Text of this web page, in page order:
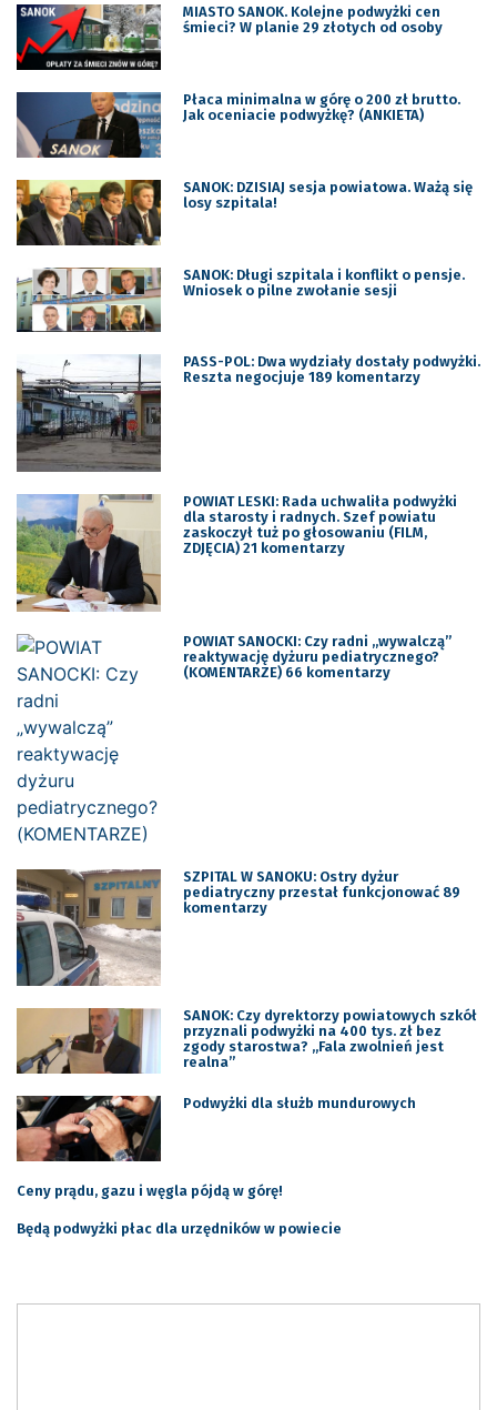
MIASTO SANOK. Kolejne podwyżki cen
śmieci? W planie 29 złotych od osoby
Płaca minimalna w górę o 200 zł brutto.
Jak oceniacie podwyżkę? (ANKIETA)
SANOK: DZISIAJ sesja powiatowa. Ważą się
losy szpitala!
SANOK: Długi szpitala i konflikt o pensje.
Wniosek o pilne zwołanie sesji
PASS-POL: Dwa wydziały dostały podwyżki.
Reszta negocjuje 189 komentarzy
POWIAT LESKI: Rada uchwaliła podwyżki
dla starosty i radnych. Szef powiatu
zaskoczył tuż po głosowaniu (FILM,
ZDJĘCIA) 21 komentarzy
POWIAT SANOCKI: Czy radni „wywalczą”
reaktywację dyżuru pediatrycznego?
(KOMENTARZE) 66 komentarzy
SZPITAL W SANOKU: Ostry dyżur
pediatryczny przestał funkcjonować 89
komentarzy
SANOK: Czy dyrektorzy powiatowych szkół
przyznali podwyżki na 400 tys. zł bez
zgody starostwa? „Fala zwolnień jest
realna”
Podwyżki dla służb mundurowych
Ceny prądu, gazu i węgla pójdą w górę!
Będą podwyżki płac dla urzędników w powiecie